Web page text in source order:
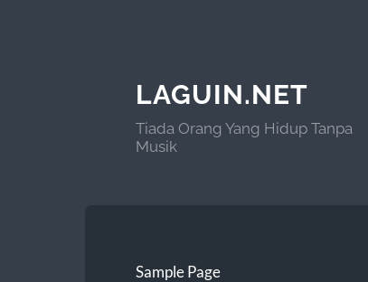
LAGUIN.NET
Tiada Orang Yang Hidup Tanpa
Musik
Sample Page